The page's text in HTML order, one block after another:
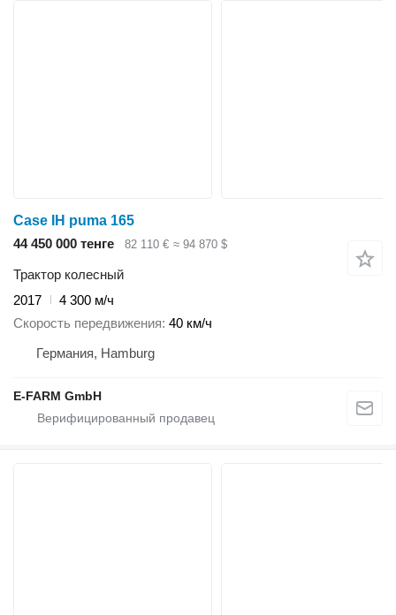
Case IH puma 165
44 450 000 тенге
82 110 € ≈ 94 870 $
Трактор колесный
2017
4 300 м/ч
Скорость передвижения 40 км/ч
Германия, Hamburg
E-FARM GmbH